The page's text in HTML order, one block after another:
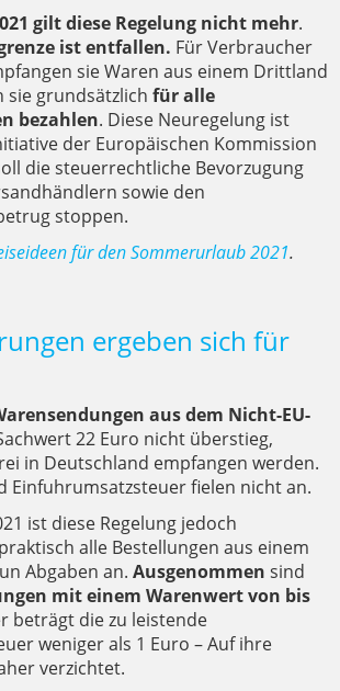
gilt diese Regelung nicht mehr.
ist entfallen. Für Verbraucher
sie Waren aus einem Drittland
sie grundsätzlich für alle
bezahlen. Diese Neuregelung ist
der Europäischen Kommission
die steuerrechtliche Bevorzugung
sowie den
stoppen.
für den Sommerurlaub 2021.
ergeben sich für
aus dem Nicht-EU-
22 Euro nicht überstieg,
in Deutschland empfangen werden.
Einfuhrumsatzsteuer fielen nicht an.
ist diese Regelung jedoch
alle Bestellungen aus einem
Abgaben an. Ausgenommen sind
mit einem Warenwert von bis
beträgt die zu leistende
weniger als 1 Euro – Auf ihre
verzichtet.